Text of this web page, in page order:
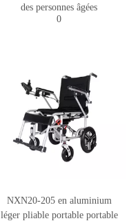
des personnes âgées
0
NXN20-205 en aluminium
léger pliable portable portable